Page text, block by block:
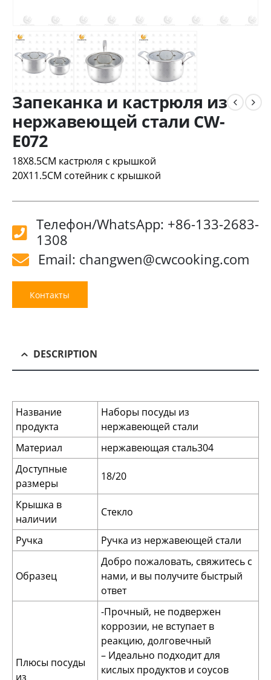
Запеканка и кастрюля из
нержавеющей стали CW-
E072
18X8.5CM кастрюля с крышкой
20X11.5CM сотейник с крышкой
Телефон/WhatsApp: +86-133-2683-
1308
Email: changwen@cwcooking.com
Контакты
DESCRIPTION
Название
продукта
Наборы посуды из
нержавеющей стали
Материал
нержавеющая сталь304
Доступные
размеры
18/20
Крышка в
наличии
Стекло
Ручка Ручка из нержавеющей стали
Образец
Добро пожаловать, свяжитесь с
нами, и вы получите быстрый
ответ
Плюсы посуды
из
-Прочный, не подвержен
коррозии, не вступает в
реакцию, долговечный
– Идеально подходит для
кислых продуктов и соусов